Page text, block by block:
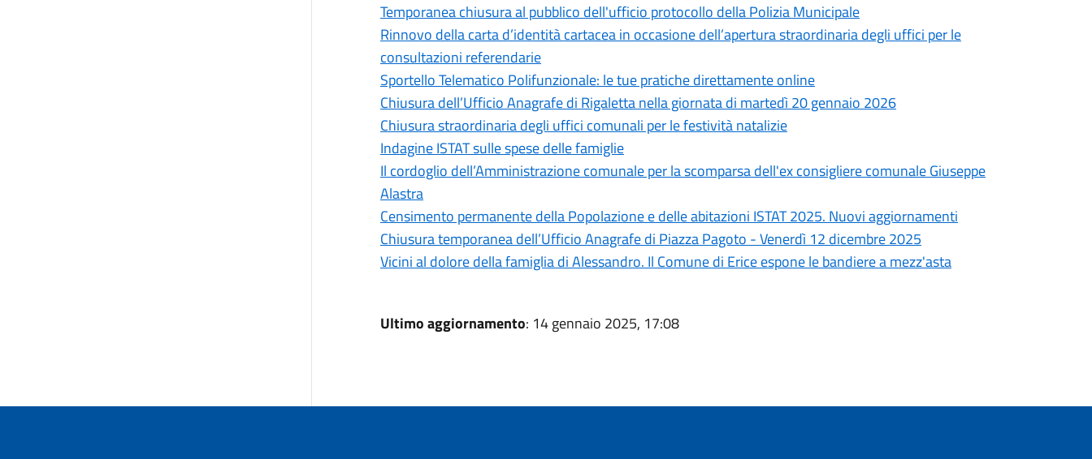
Temporanea chiusura al pubblico dell'ufficio protocollo della Polizia Municipale
Rinnovo della carta d’identità cartacea in occasione dell’apertura straordinaria degli uffici per le
consultazioni referendarie
Sportello Telematico Polifunzionale: le tue pratiche direttamente online
Chiusura dell’Ufficio Anagrafe di Rigaletta nella giornata di martedì 20 gennaio 2026
Chiusura straordinaria degli uffici comunali per le festività natalizie
Indagine ISTAT sulle spese delle famiglie
Il cordoglio dell’Amministrazione comunale per la scomparsa dell'ex consigliere comunale Giuseppe
Alastra
Censimento permanente della Popolazione e delle abitazioni ISTAT 2025. Nuovi aggiornamenti
Chiusura temporanea dell’Ufficio Anagrafe di Piazza Pagoto - Venerdì 12 dicembre 2025
Vicini al dolore della famiglia di Alessandro. Il Comune di Erice espone le bandiere a mezz'asta
Ultimo aggiornamento: 14 gennaio 2025, 17:08